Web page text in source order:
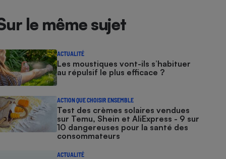
le même sujet
ACTUALITÉ
Les moustiques vont-ils s’habituer
au répulsif le plus efficace ?
ACTION QUE CHOISIR ENSEMBLE
Test des crèmes solaires vendues
sur Temu, Shein et AliExpress - 9 sur
10 dangereuses pour la santé des
consommateurs
ACTUALITÉ